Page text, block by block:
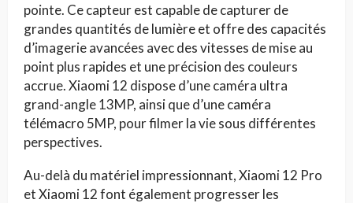
pointe. Ce capteur est capable de capturer de
grandes quantités de lumière et offre des capacités
d’imagerie avancées avec des vitesses de mise au
point plus rapides et une précision des couleurs
accrue. Xiaomi 12 dispose d’une caméra ultra
grand-angle 13MP, ainsi que d’une caméra
télémacro 5MP, pour filmer la vie sous différentes
perspectives.
Au-delà du matériel impressionnant, Xiaomi 12 Pro
et Xiaomi 12 font également progresser les